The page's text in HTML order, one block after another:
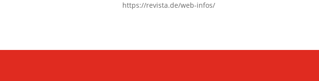
https://revista.de/web-infos/